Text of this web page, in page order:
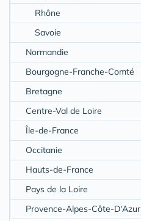
Rhône
Savoie
Normandie
Bourgogne-Franche-Comté
Bretagne
Centre-Val de Loire
Île-de-France
Occitanie
Hauts-de-France
Pays de la Loire
Provence-Alpes-Côte-D'Azur